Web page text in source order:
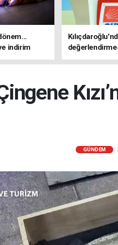
indirim
adresi
GÜNDEM